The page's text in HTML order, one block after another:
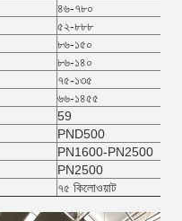
৪৬-৭৮০
৫২-৮৮৮
৮৬-১৫০
৮৬-১৪০
৭৫-১৩৫
৬৬-১৪৫৫
59
PND500
PN1600-PN2500
PN2500
৭৫ কিলোওয়াট